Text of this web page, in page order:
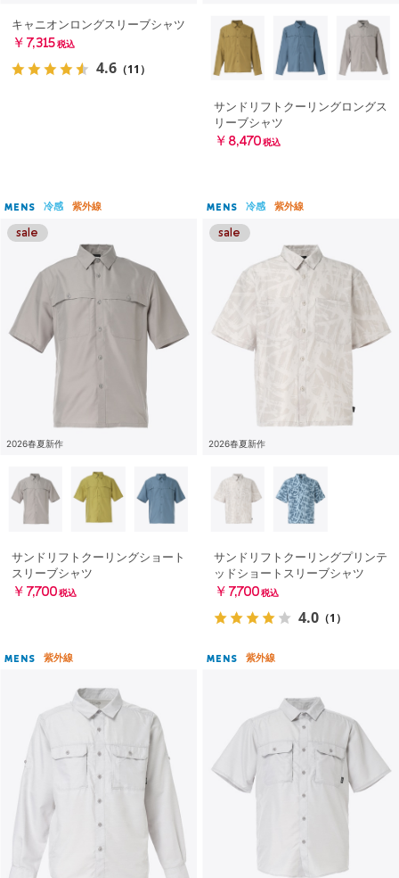
キャニオンロングスリーブシャツ
￥7,315 税込
4.6 （11）
サンドリフトクーリングロングス
リーブシャツ
￥8,470 税込
MENS 冷感 紫外線
2026春夏新作
サンドリフトクーリングショート
スリーブシャツ
￥7,700 税込
MENS 冷感 紫外線
2026春夏新作
サンドリフトクーリングプリンテ
ッドショートスリーブシャツ
￥7,700 税込
4.0 （1）
MENS 紫外線 MENS 紫外線